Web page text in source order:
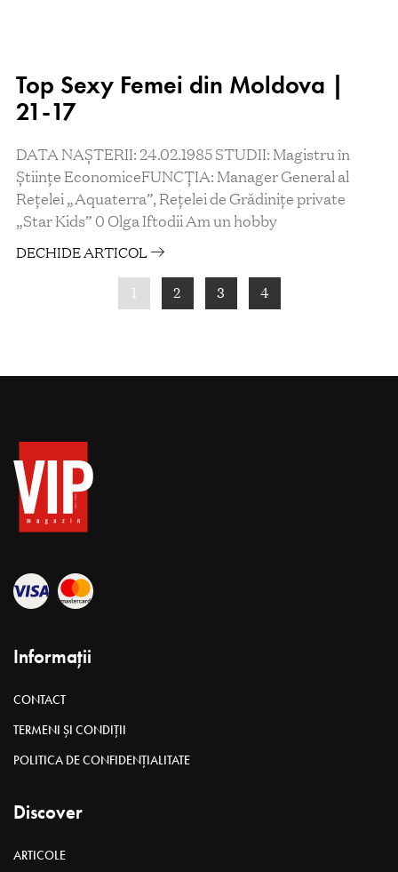
Top Sexy Femei din Moldova |
21-17
DATA NAȘTERII: 24.02.1985 STUDII: Magistru în
Științe EconomiceFUNCȚIA: Manager General al
Rețelei „Aquaterra”, Rețelei de Grădinițe private
„Star Kids” 0 Olga Iftodii Am un hobby
DECHIDE ARTICOL
1 2 3 4
Informații
CONTACT
TERMENI ȘI CONDIȚII
POLITICA DE CONFIDENȚIALITATE
Discover
ARTICOLE